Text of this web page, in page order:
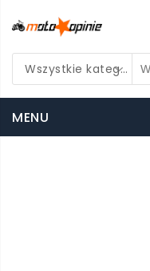
Wszystkie kategorie
MENU